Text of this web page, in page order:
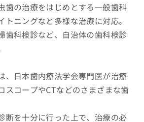
歯の治療をはじめとする一般歯科
トニングなど多様な治療に対応。
歯科検診など、自治体の歯科検診
、日本歯内療法学会専門医が治療
スコープやCTなどのさまざまな歯
断を十分に行った上で、治療の必